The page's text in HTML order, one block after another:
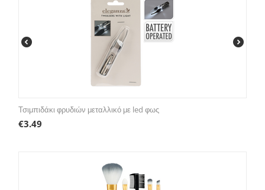
Τσιμπιδάκι φρυδιών μεταλλικό με led φως
€3.49